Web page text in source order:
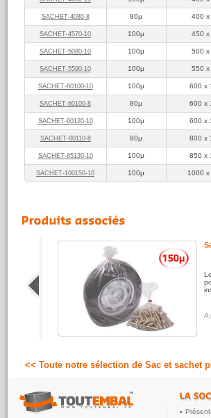
SACHET‑4080‑8 80µ 400 x
SACHET‑4570‑10 100µ 450 x
SACHET‑5080‑10 100µ 500 x
SACHET‑5590‑10 100µ 550 x
SACHET‑60100‑10 100µ 600 x
SACHET‑60100‑8 80µ 600 x
SACHET‑60120‑10 100µ 600 x
SACHET‑80110‑8 80µ 800 x
SACHET‑85130‑10 100µ 850 x
SACHET‑100150‑10 100µ 1000 x
A
<< Toute notre sélection de Sac et sachet